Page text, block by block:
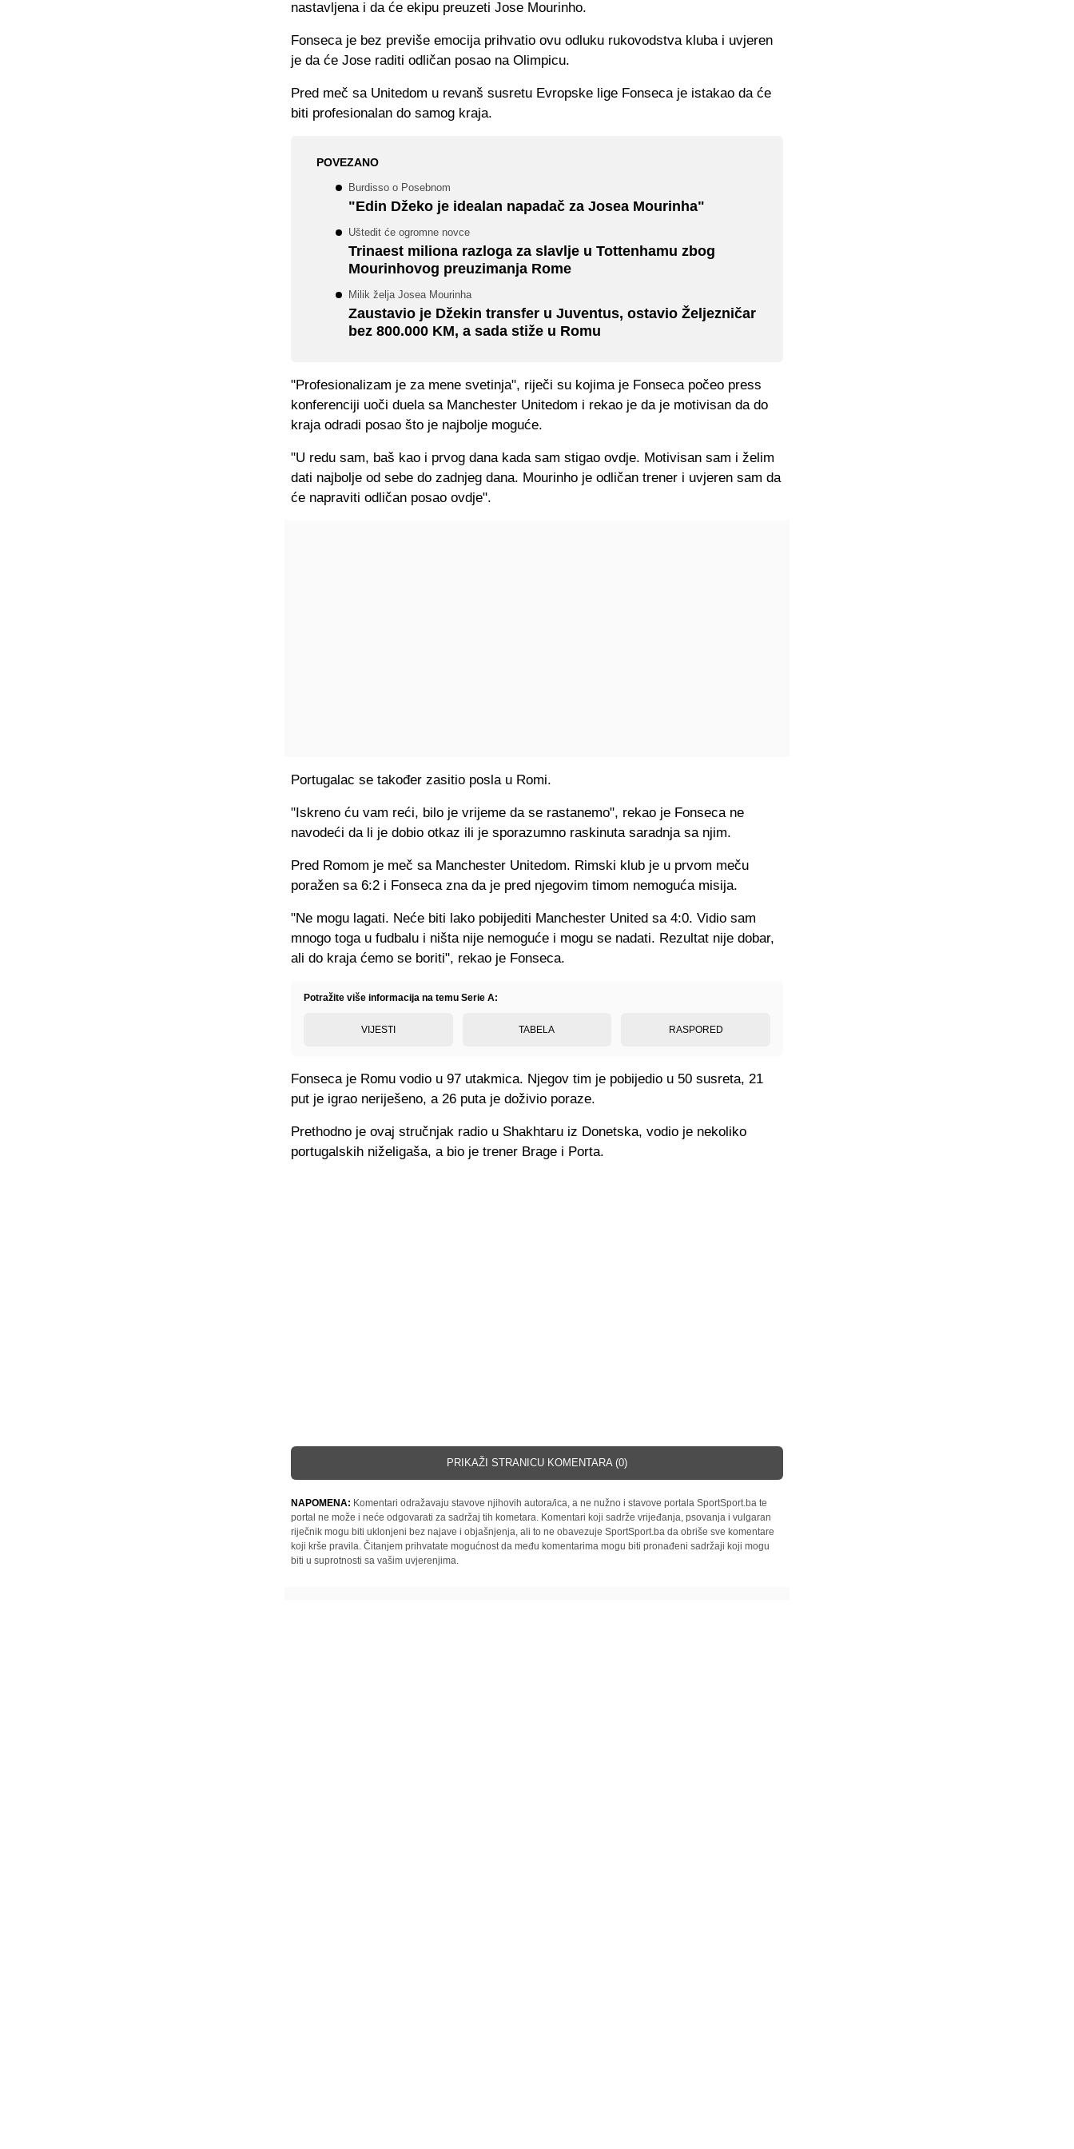
nastavljena i da će ekipu preuzeti Jose Mourinho.
Fonseca je bez previše emocija prihvatio ovu odluku rukovodstva kluba i uvjeren
je da će Jose raditi odličan posao na Olimpicu.
Pred meč sa Unitedom u revanš susretu Evropske lige Fonseca je istakao da će
biti profesionalan do samog kraja.
POVEZANO
Burdisso o Posebnom
"Edin Džeko je idealan napadač za Josea Mourinha"
Uštedit će ogromne novce
Trinaest miliona razloga za slavlje u Tottenhamu zbog
Mourinhovog preuzimanja Rome
Milik želja Josea Mourinha
Zaustavio je Džekin transfer u Juventus, ostavio Željezničar
bez 800.000 KM, a sada stiže u Romu
"Profesionalizam je za mene svetinja", riječi su kojima je Fonseca počeo press
konferenciji uoči duela sa Manchester Unitedom i rekao je da je motivisan da do
kraja odradi posao što je najbolje moguće.
"U redu sam, baš kao i prvog dana kada sam stigao ovdje. Motivisan sam i želim
dati najbolje od sebe do zadnjeg dana. Mourinho je odličan trener i uvjeren sam da
će napraviti odličan posao ovdje".
Portugalac se također zasitio posla u Romi.
"Iskreno ću vam reći, bilo je vrijeme da se rastanemo", rekao je Fonseca ne
navodeći da li je dobio otkaz ili je sporazumno raskinuta saradnja sa njim.
Pred Romom je meč sa Manchester Unitedom. Rimski klub je u prvom meču
poražen sa 6:2 i Fonseca zna da je pred njegovim timom nemoguća misija.
"Ne mogu lagati. Neće biti lako pobijediti Manchester United sa 4:0. Vidio sam
mnogo toga u fudbalu i ništa nije nemoguće i mogu se nadati. Rezultat nije dobar,
ali do kraja ćemo se boriti", rekao je Fonseca.
Potražite više informacija na temu Serie A:
VIJESTI TABELA RASPORED
Fonseca je Romu vodio u 97 utakmica. Njegov tim je pobijedio u 50 susreta, 21
put je igrao neriješeno, a 26 puta je doživio poraze.
Prethodno je ovaj stručnjak radio u Shakhtaru iz Donetska, vodio je nekoliko
portugalskih niželigaša, a bio je trener Brage i Porta.
PRIKAŽI STRANICU KOMENTARA (0)
NAPOMENA: Komentari odražavaju stavove njihovih autora/ica, a ne nužno i stavove portala SportSport.ba te
portal ne može i neće odgovarati za sadržaj tih kometara. Komentari koji sadrže vrijeđanja, psovanja i vulgaran
riječnik mogu biti uklonjeni bez najave i objašnjenja, ali to ne obavezuje SportSport.ba da obriše sve komentare
koji krše pravila. Čitanjem prihvatate mogućnost da među komentarima mogu biti pronađeni sadržaji koji mogu
biti u suprotnosti sa vašim uvjerenjima.